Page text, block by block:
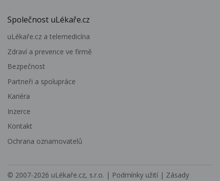
Společnost uLékaře.cz
uLékaře.cz a telemedicína
Zdraví a prevence ve firmě
Bezpečnost
Partneři a spolupráce
Kariéra
Inzerce
Kontakt
Ochrana oznamovatelů
© 2007-2026 uLékaře.cz, s.r.o. | Podmínky užití | Zásady